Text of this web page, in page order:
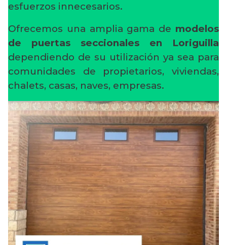
esfuerzos innecesarios.
Ofrecemos una amplia gama de modelos
de puertas seccionales en Loriguilla
dependiendo de su utilización ya sea para
comunidades de propietarios, viviendas,
chalets, casas, naves, empresas.